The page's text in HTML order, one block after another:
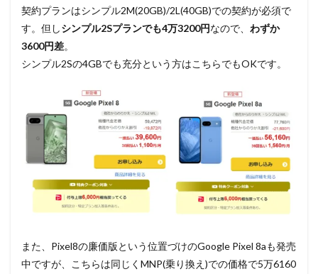
契約プランはシンプル2M(20GB)/2L(40GB)での契約が必須で
す。但しシンプル2Sプランでも4万3200円なので、 わずか
3600円差。
シンプル2Sの4GBでも充分という方はこちらでもOKです。
また、Pixel8の廉価版という位置づけのGoogle Pixel 8aも発売
中ですが、こちらは同じくMNP(乗り換え)での価格で5万6160